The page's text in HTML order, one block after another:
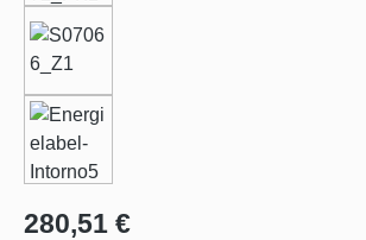
Regulärer Preis:
280,51 €